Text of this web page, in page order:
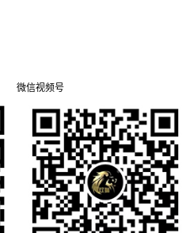
微信视频号